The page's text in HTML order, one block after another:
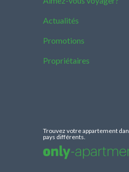
Actualités
Promotions
Propriétaires
Trouvez votre appartement
pays différents.